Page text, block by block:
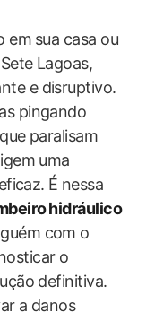
em⁢ sua‌ casa ou
Lagoas,
e disruptivo.
pingando
‌paralisam
​uma
É⁢ nessa‌
hidráulico
com o
o⁤
definitiva.
‌a danos⁢